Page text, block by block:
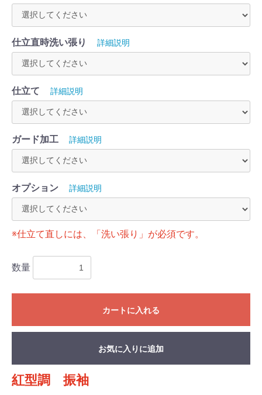
※仕立て直しには、「洗い張り」が必須です。
仕立直時洗い張り 詳細説明
仕立て 詳細説明
ガード加工 詳細説明
オプション 詳細説明
数量
カートに入れる
お買い物を続ける
お気に入りに追加
紅型調 振袖